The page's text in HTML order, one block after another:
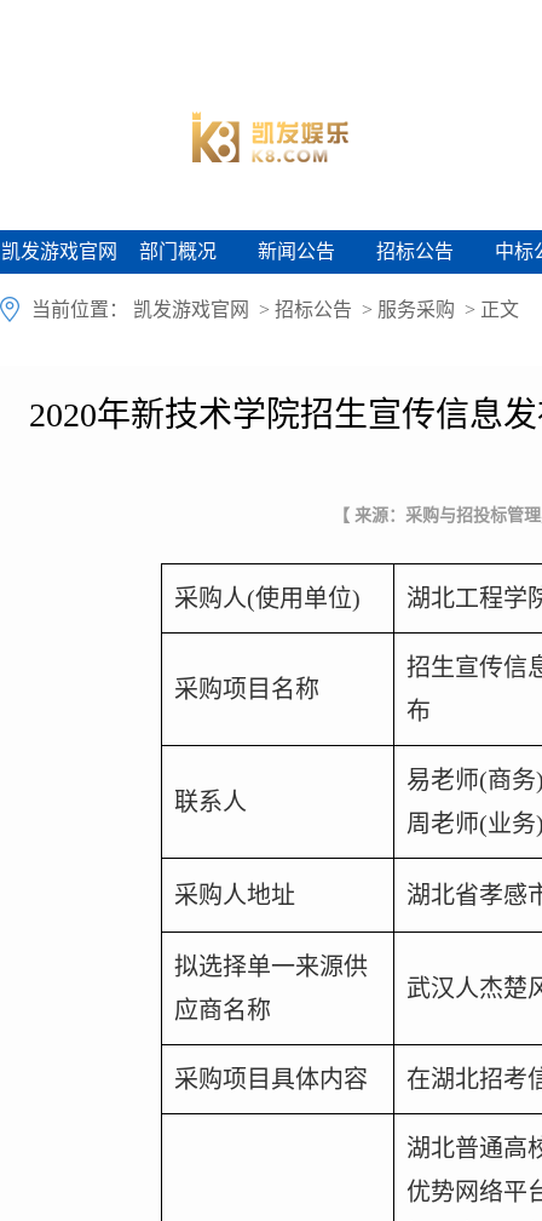
凯发游戏官网
凯发游戏官网 部门概况
部门概况 新闻公告
新闻公告 招标公告
招标公告 中标
中标
当前位置： 凯发游戏官网 > 招标公告 > 服务采购 > 正文
2020年新技术学院招生宣传信息
【 来源：采购与招投标管
采购人(使用单位) 湖北工程学
采购项目名称
招生宣传信
布
联系人
易老师(商务
周老师(业务
采购人地址 湖北省孝感
拟选择单一来源供
应商名称
武汉人杰楚
采购项目具体内容 在湖北招考
湖北普通高
优势网络平